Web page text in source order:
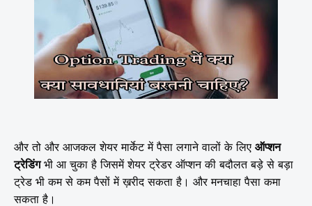
और तो और आजकल शेयर मार्केट में पैसा लगाने वालों के लिए ऑप्शन
ट्रेडिंगभी आ चुका है जिसमें शेयर ट्रेडर ऑप्शन की बदौलत बड़े से बड़ा
ट्रेड भी कम से कम पैसों में ख़रीद सकता है। और मनचाहा पैसा कमा
सकता है।